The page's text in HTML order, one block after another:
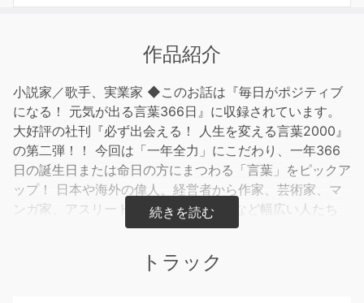
作品紹介
小説家／歌手、実業家 ◆このお話は『毎日がポジティブ
になる！ 元気が出る言葉366日』に収録されています。
大好評の社刊『必ず出会える！ 人生を変える言葉2000』
の第二弾！！ 今回は「一年全力」にこだわり、一年366
日の誕生日または命日の方にまつわる「言葉」をピックア
ップ！ 日本や海外の偉人、経営者から作家、芸術家、マ
ンガ家、アスリート、歌手、タレントなど幅広い人たち
の、心に響く言葉を紹介します。
トラック